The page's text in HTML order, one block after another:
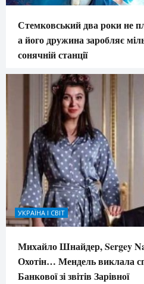
Стемковський два роки не
а його дружина заробляє
сонячній станції
УКРАЇНА І СВІТ
Михайло Шнайдер, Sergey
Охотін… Мендель виклала
Банкової зі звітів Зарівної